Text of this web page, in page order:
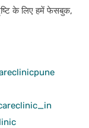
के लिए हमें फेसबुक,